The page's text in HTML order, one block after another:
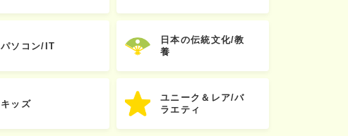
パソコン/IT
日本の伝統文化/教
養
キッズ
ユニーク＆レア/バ
ラエティ